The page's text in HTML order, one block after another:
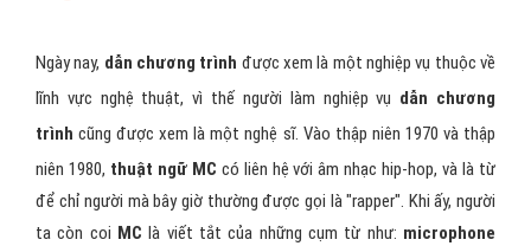
Ngày nay, dẫn chương trình được xem là một nghiệp vụ thuộc về
lĩnh vực nghệ thuật, vì thế người làm nghiệp vụ dẫn chương
trình cũng được xem là một nghệ sĩ. Vào thập niên 1970 và thập
niên 1980, thuật ngữ MC có liên hệ với âm nhạc hip-hop, và là từ
để chỉ người mà bây giờ thường được gọi là "rapper". Khi ấy, người
ta còn coi MC là viết tắt của những cụm từ như: microphone